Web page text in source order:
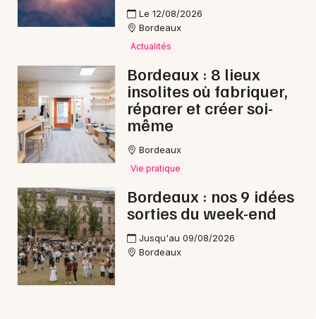
Magazine à Arcachon
33 - Gironde
Choisir mes départements
Mon email
Le 12/08/2026
Bordeaux
Actualités
Bordeaux : 8 lieux
insolites où fabriquer,
réparer et créer soi-
même
Bordeaux
Vie pratique
Bordeaux : nos 9 idées
sorties du week-end
Jusqu'au 09/08/2026
Bordeaux